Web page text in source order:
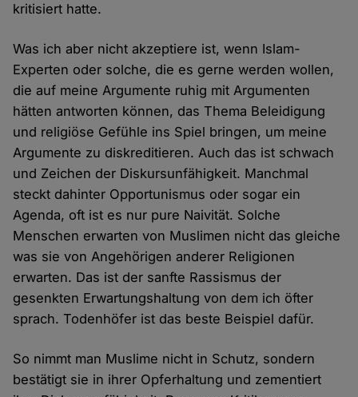
kritisiert hatte.
Was ich aber nicht akzeptiere ist, wenn Islam-
Experten oder solche, die es gerne werden wollen,
die auf meine Argumente ruhig mit Argumenten
hätten antworten können, das Thema Beleidigung
und religiöse Gefühle ins Spiel bringen, um meine
Argumente zu diskreditieren. Auch das ist schwach
und Zeichen der Diskursunfähigkeit. Manchmal
steckt dahinter Opportunismus oder sogar ein
Agenda, oft ist es nur pure Naivität. Solche
Menschen erwarten von Muslimen nicht das gleiche
was sie von Angehörigen anderer Religionen
erwarten. Das ist der sanfte Rassismus der
gesenkten Erwartungshaltung von dem ich öfter
sprach. Todenhöfer ist das beste Beispiel dafür.
So nimmt man Muslime nicht in Schutz, sondern
bestätigt sie in ihrer Opferhaltung und zementiert